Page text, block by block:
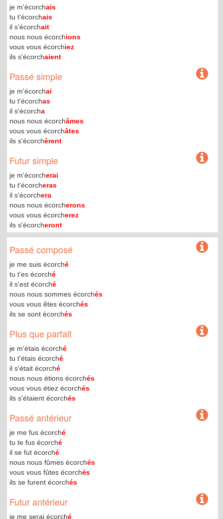
je m'écorchais
tu t'écorchais
il s'écorchait
nous nous écorchions
vous vous écorchiez
ils s'écorchaient
Passé simple
je m'écorchai
tu t'écorchas
il s'écorcha
nous nous écorchâmes
vous vous écorchâtes
ils s'écorchèrent
Futur simple
je m'écorcherai
tu t'écorcheras
il s'écorchera
nous nous écorcherons
vous vous écorcherez
ils s'écorcheront
Passé composé
je me suis écorché
tu t'es écorché
il s'est écorché
nous nous sommes écorchés
vous vous êtes écorchés
ils se sont écorchés
Plus que parfait
je m'étais écorché
tu t'étais écorché
il s'était écorché
nous nous étions écorchés
vous vous étiez écorchés
ils s'étaient écorchés
Passé antérieur
je me fus écorché
tu te fus écorché
il se fut écorché
nous nous fûmes écorchés
vous vous fûtes écorchés
ils se furent écorchés
Futur antérieur
je me serai écorché